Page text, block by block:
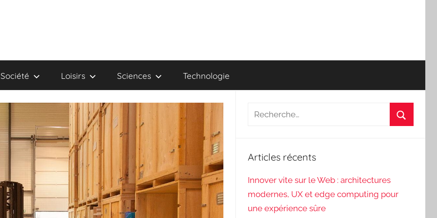
Société Loisirs Sciences Technologie
Recherche
Articles récents
Innover vite sur le Web : architectures
modernes, UX et edge computing pour
une expérience sûre